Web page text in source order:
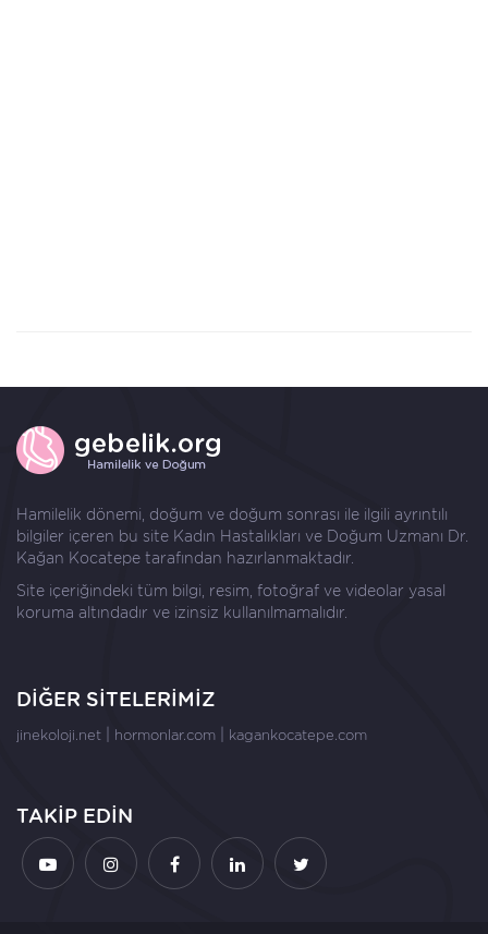
Hamilelik dönemi, doğum ve doğum sonrası ile ilgili ayrıntılı
bilgiler içeren bu site Kadın Hastalıkları ve Doğum Uzmanı Dr.
Kağan Kocatepe tarafından hazırlanmaktadır.
Site içeriğindeki tüm bilgi, resim, fotoğraf ve videolar yasal
koruma altındadır ve izinsiz kullanılmamalıdır.
DİĞER SİTELERİMİZ
jinekoloji.net hormonlar.com kagankocatepe.com
TAKİP EDİN